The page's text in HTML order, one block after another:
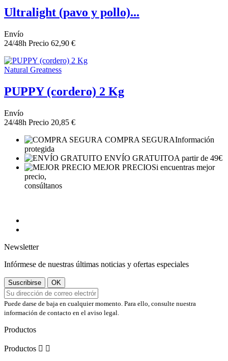
Ultralight (pavo y pollo)...
Envío
24/48h Precio 62,90 €
Natural Greatness
PUPPY (cordero) 2 Kg
Envío
24/48h Precio 20,85 €
COMPRA SEGURAInformación
protegida
ENVÍO GRATUITOA partir de 49€
MEJOR PRECIOSi encuentras mejor
precio,
consúltanos
Newsletter
Infórmese de nuestras últimas noticias y ofertas especiales
Puede darse de baja en cualquier momento. Para ello, consulte nuestra
información de contacto en el aviso legal.
Productos
Productos  